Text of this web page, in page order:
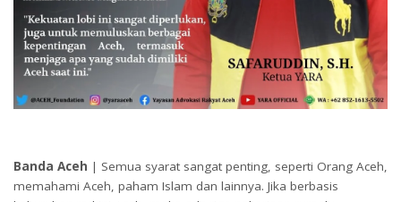
Banda Aceh | Semua syarat sangat penting, seperti Orang Aceh,
memahami Aceh, paham Islam dan lainnya. Jika berbasis